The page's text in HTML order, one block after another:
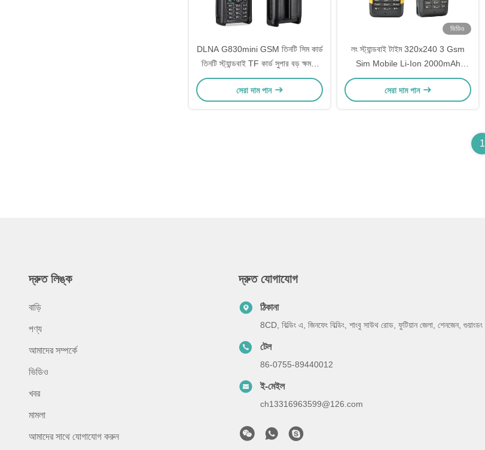
DLNA G830mini GSM তিনটি সিম কার্ড
তিনটি স্ট্যান্ডবাই TF কার্ড সুপার বড় ক্ষমতা
ব্যাটারি বাহ্যিক অ্যান্টেনা
সেরা দাম পান
ভিডিও
লং স্ট্যান্ডবাই টাইম 320x240 3 Gsm
Sim Mobile Li-Ion 2000mAh
320x240
সেরা দাম পান
1
দ্রুত লিঙ্ক
বাড়ি
পণ্য
আমাদের সম্পর্কে
ভিডিও
খবর
মামলা
আমাদের সাথে যোগাযোগ করুন
দ্রুত যোগাযোগ
ঠিকানা
8CD, বিল্ডিং এ, জিনফেং বিল্ডিং, শাংবু সাউথ রোড, ফুটিয়ান জেলা, শেনজেন, গুয়াংডং
টেল
86-0755-89440012
ই-মেইল
ch13316963599@126.com